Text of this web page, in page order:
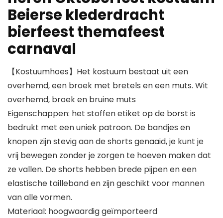
Beierse klederdracht
bierfeest themafeest
carnaval
【Kostuumhoes】Het kostuum bestaat uit een
overhemd, een broek met bretels en een muts. Wit
overhemd, broek en bruine muts
Eigenschappen: het stoffen etiket op de borst is
bedrukt met een uniek patroon. De bandjes en
knopen zijn stevig aan de shorts genaaid, je kunt je
vrij bewegen zonder je zorgen te hoeven maken dat
ze vallen. De shorts hebben brede pijpen en een
elastische tailleband en zijn geschikt voor mannen
van alle vormen.
Materiaal: hoogwaardig geïmporteerd